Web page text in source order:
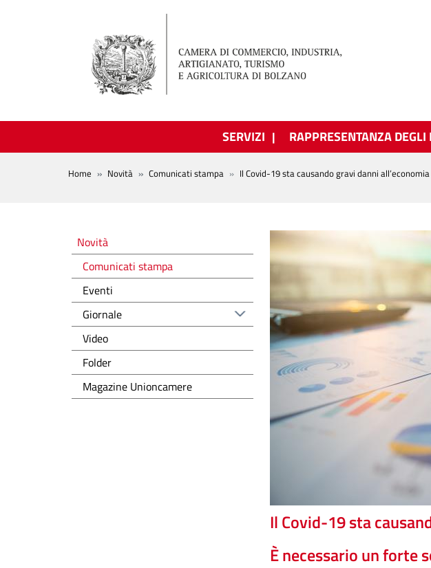
SERVIZI RAPPRESENTANZA DEGLI
BREADCRUMB
Home Novità Comunicati stampa Il Covid-19 sta causando gravi danni all’economia
Il Covid-19 sta
È necessario un forte
Novità
Novità
Comunicati stampa
Eventi
Giornale
Video
Folder
Magazine Unioncamere